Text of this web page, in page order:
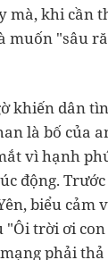
mà, khi cần
muốn "sâu
khiến dân
là bố của
vì hạnh
động.
biểu cảm
"Ôi trời ơi
phải